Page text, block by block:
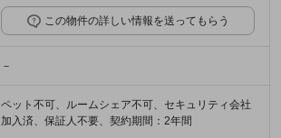
この物件の詳しい情報を送ってもらう
－
ペット不可、ルームシェア不可、セキュリティ会社
加入済、保証人不要、契約期間：2年間